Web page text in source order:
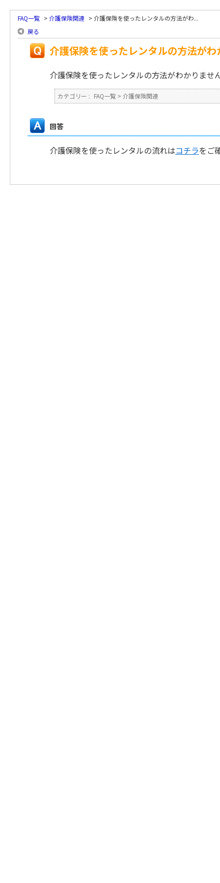
FAQ一覧 > 介護保険関連 > 介護保険を使ったレンタルの方法がわ...
戻る
介護保険を使ったレンタルの方法がわ
介護保険を使ったレンタルの方法がわかりませ
カテゴリー : FAQ一覧 > 介護保険関連
回答
介護保険を使ったレンタルの流れはコチラをご